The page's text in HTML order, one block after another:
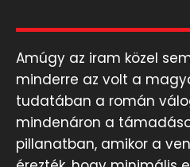
Amúgy az iram közel
minderre az volt a
tudatában a román
mindenáron a
pillanatban, amikor a